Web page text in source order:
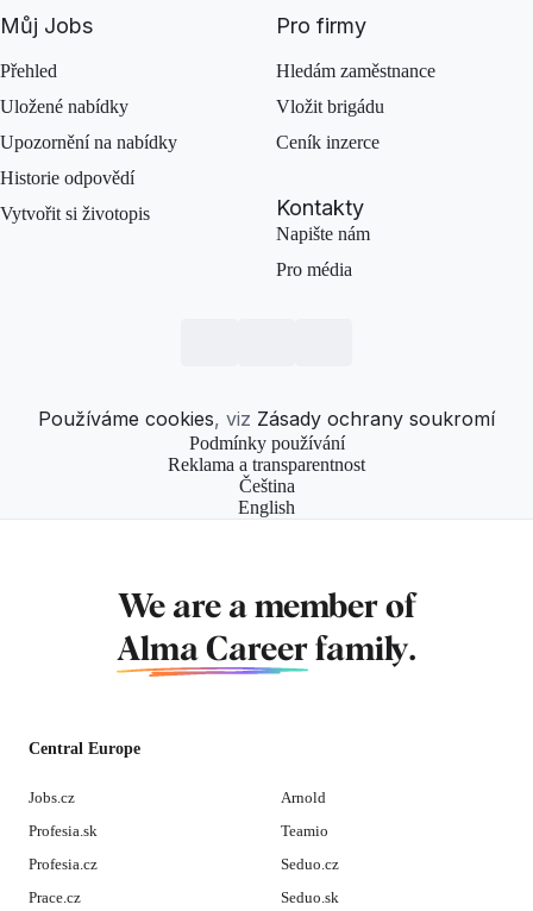
Můj Jobs
Přehled
Uložené nabídky
Upozornění na nabídky
Historie odpovědí
Vytvořit si životopis
Pro firmy
Hledám zaměstnance
Vložit brigádu
Ceník inzerce
Kontakty
Napište nám
Pro média
Používáme cookies, viz Zásady ochrany soukromí
Podmínky používání
Reklama a transparentnost
Čeština
English
We are a member of
Alma Career family.
Central Europe
Jobs.cz
Profesia.sk
Profesia.cz
Prace.cz
Arnold
Teamio
Seduo.cz
Seduo.sk